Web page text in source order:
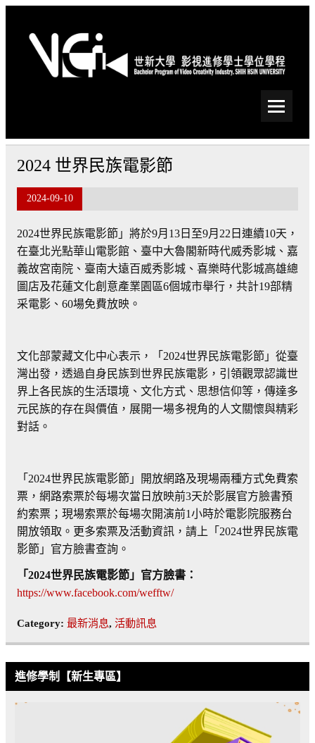
Skip
世新大學影視進修學士學
2024 世界民族電影節
2024-09-10
2024世界民族電影節」將於9月13日至9月22日連續10天，
在臺北光點華山電影館、臺中大魯閣新時代威秀影城、嘉
義故宮南院、臺南大遠百威秀影城、喜樂時代影城高雄總
圖店及花蓮文化創意產業園區6個城市舉行，共計19部精
采電影、60場免費放映。
文化部蒙藏文化中心表示，「2024世界民族電影節」從臺
灣出發，透過自身民族到世界民族電影，引領觀眾認識世
界上各民族的生活環境、文化方式、思想信仰等，傳達多
元民族的存在與價值，展開一場多視角的人文關懷與精彩
對話。
「2024世界民族電影節」開放網路及現場兩種方式免費索
票，網路索票於每場次當日放映前3天於影展官方臉書預
約索票；現場索票於每場次開演前1小時於電影院服務台
開放領取。更多索票及活動資訊，請上「2024世界民族電
影節」官方臉書查詢。
「2024世界民族電影節」官方臉書：
https://www.facebook.com/wefftw/
Category: 最新消息, 活動訊息
進修學制【新生專區】